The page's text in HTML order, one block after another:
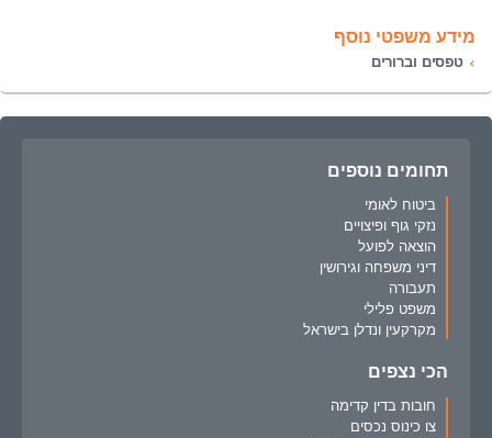
מידע משפטי נוסף
טפסים וברורים
תחומים נוספים
ביטוח לאומי
נזקי גוף ופיצויים
הוצאה לפועל
דיני משפחה וגירושין
תעבורה
משפט פלילי
מקרקעין ונדלן בישראל
הכי נצפים
חובות בדין קדימה
צו כינוס נכסים